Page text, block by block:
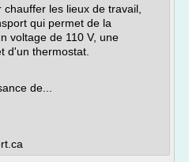
les lieux de travail,
qui permet de la
voltage de 110 V, une
d'un thermostat.
de...